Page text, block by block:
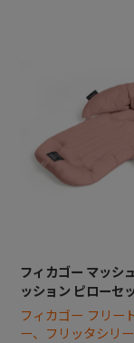
フィカゴー マッシ
ッション ピローセ
フィカゴー フリー
ー、フリッタシリ